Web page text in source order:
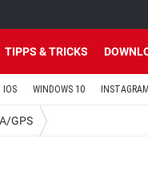
TIPPS & TRICKS
IOS WINDOWS 10 INSTAGRAM
GPS